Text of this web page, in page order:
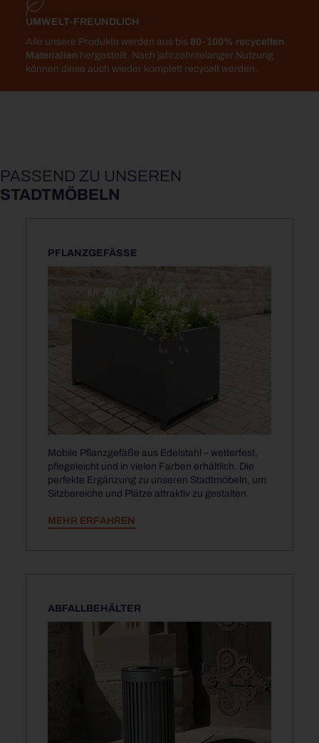
UMWELT-FREUNDLICH
Alle unsere Produkte werden aus bis 80-100% recycelten
Materialien hergestellt. Nach jahrzehntelanger Nutzung
können diese auch wieder komplett recycelt werden.
PASSEND ZU UNSEREN
STADTMÖBELN
PFLANZGEFÄSSE
Mobile Pflanzgefäße aus Edelstahl – wetterfest,
pflegeleicht und in vielen Farben erhältlich. Die
perfekte Ergänzung zu unseren Stadtmöbeln, um
Sitzbereiche und Plätze attraktiv zu gestalten.
MEHR ERFAHREN
ABFALLBEHÄLTER